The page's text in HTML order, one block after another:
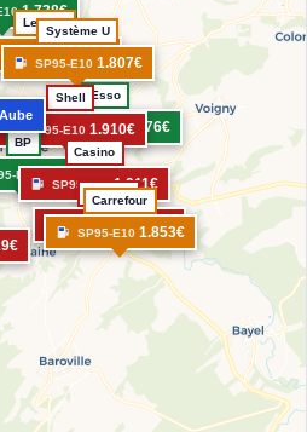
1.738€
BP
E10 1.772€
Esso
SP95-E101.776€
Système U
SP95-E101.807€
Leclerc
SP95-E10 1.851€
Carrefour
SP95-E101.853€
Auchan
SP95-E10 1.904€
Shell
SP95-E101.910€
Casino
SP95-E101.911€